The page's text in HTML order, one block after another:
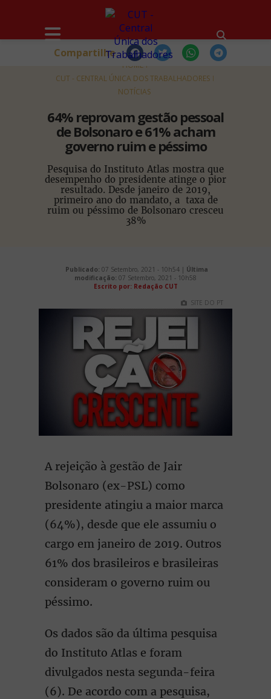
HOME
CUT - CENTRAL ÚNICA DOS TRABALHADORES
NOTÍCIAS
64% reprovam gestão pessoal
de Bolsonaro e 61% acham
governo ruim e péssimo
Pesquisa do Instituto Atlas mostra que
desempenho do presidente atinge o pior
resultado. Desde janeiro de 2019,
primeiro ano do mandato, a taxa de
ruim ou péssimo de Bolsonaro cresceu
38%
Compartilhe
Publicado: 07 Setembro, 2021 - 10h54 | Última
modificação: 07 Setembro, 2021 - 10h58
Escrito por: Redação CUT
SITE DO PT
A rejeição à gestão de Jair
Bolsonaro (ex-PSL) como
presidente atingiu a maior marca
(64%), desde que ele assumiu o
cargo em janeiro de 2019. Outros
61% dos brasileiros e brasileiras
consideram o governo ruim ou
péssimo.
Os dados são da última pesquisa
do Instituto Atlas e foram
divulgados nesta segunda-feira
(6). De acordo com a pesquisa,